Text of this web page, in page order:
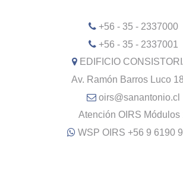
+56 - 35 - 2337000
+56 - 35 - 2337001
EDIFICIO
Av. Ramón Barros Luco
oirs@sanantonio.cl
Atención OIRS Módulos
WSP OIRS +56 9 6190